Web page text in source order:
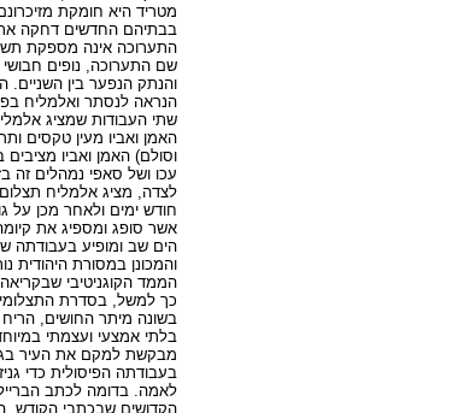
מטריד היא חומקת
בבתיהם החדשים דחקה את
התערוכה אינה מספקת
שם התערוכה, נופים
והנתק הנפער בין
הנראה לנסתר ואלמליח
שתי העבודות שמציג
האמן ואביו מעין טקסים
וסולם) האמן ואביו
עכו ושל סאפי נמהלים זה
לצדה, מציג אלמליח
חודש ימים ולאחר מכן על
אשר סופג ומספיג את
הים שב ומופיע בעבודתה
והמכונן במסורת
הממד הקוגניטיבי
כך למשל, בסדרת
בשונה מיתר החושים, הריח
בלתי אמצעי ועצמתי
מבקשת למקם את העיר
בעבודתה הפיסולית כדי
לאמה. בדומה לכתב
הקדושים שבכתבי